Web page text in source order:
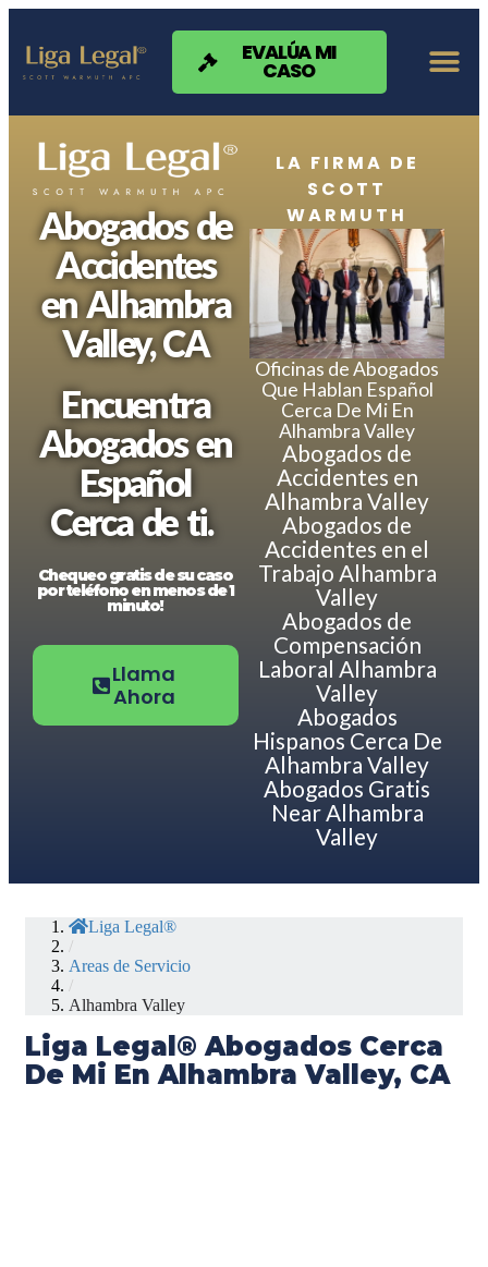
Nota:
sitio
web
accesibilidad.
EVALÚA MI
CASO
Abogados de
Accidentes
en Alhambra
Valley, CA
Encuentra
Abogados en
Español
Cerca de ti.
Chequeo gratis de su caso
por teléfono en menos de 1
minuto!
Llama
Ahora
LA FIRMA DE
SCOTT
WARMUTH
Oficinas de Abogados
Que Hablan Español
Cerca De Mi En
Alhambra Valley
Abogados de
Accidentes en
Alhambra Valley
Abogados de
Accidentes en el
Trabajo Alhambra
Valley
Abogados de
Compensación
Laboral Alhambra
Valley
Abogados
Hispanos Cerca De
Alhambra Valley
Abogados Gratis
Near Alhambra
Valley
Liga Legal®
/
Areas de Servicio
/
Alhambra Valley
Liga Legal® Abogados Cerca
De Mi En Alhambra Valley, CA